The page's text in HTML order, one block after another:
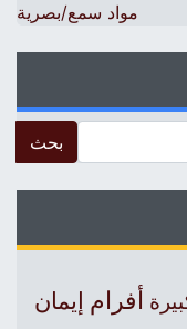
مواد سمع/بصرية
أفرام إيمان